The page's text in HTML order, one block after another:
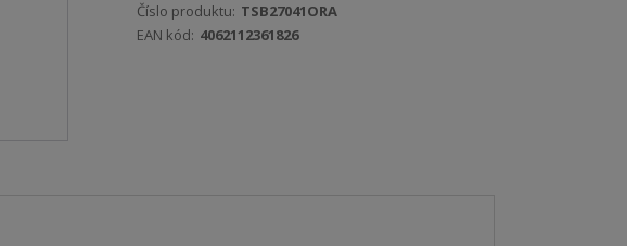
Číslo produktu: TSB27041ORA
EAN kód: 4062112361826